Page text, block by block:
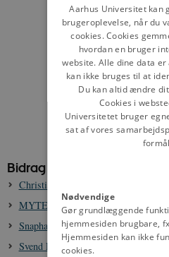
Bidrag til
Christian 2.s eftermæler i Sverige og
MYTE: Var snaphanerne dansk-
Snaphaner
Svend Poulsen Gønge
Aarhus Universitet kan
brugeroplevelse, når du
cookies. Cookies
hvordan en bruger
website. Alle dine data
kan ikke bruges til at
Du kan altid ændre
Cookies i
Universitetet bruger
sat af vores
Nødvendige
Gør grundlæggende
hjemmesiden brugbare,
Hjemmesiden kan ikke
cookies.